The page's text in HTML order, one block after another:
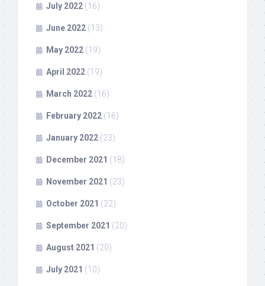
July 2022 (16)
June 2022 (13)
May 2022 (19)
April 2022 (19)
March 2022 (16)
February 2022 (16)
January 2022 (23)
December 2021 (18)
November 2021 (23)
October 2021 (22)
September 2021 (20)
August 2021 (20)
July 2021 (10)